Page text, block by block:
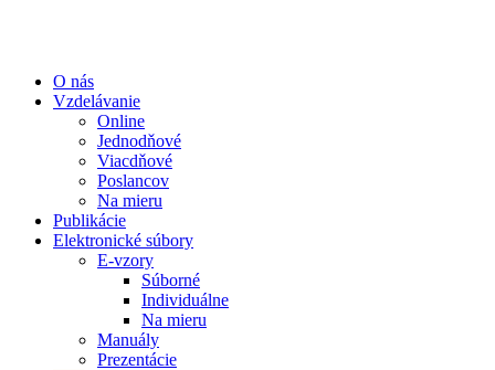
O nás
Vzdelávanie
Online
Jednodňové
Viacdňové
Poslancov
Na mieru
Publikácie
Elektronické súbory
E-vzory
Súborné
Individuálne
Na mieru
Manuály
Prezentácie